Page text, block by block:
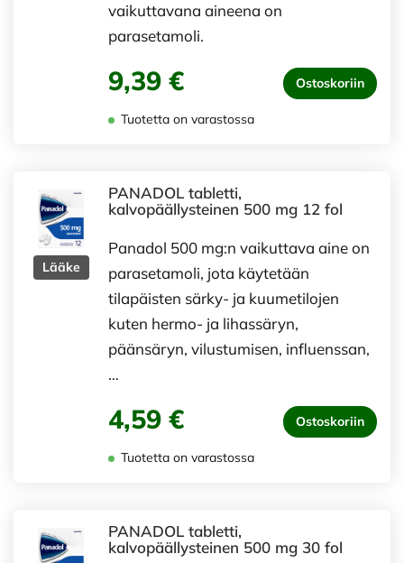
vaikuttavana aineena on
parasetamoli.
9,39 € Ostoskoriin
Tuotetta on varastossa
Lääke
PANADOL tabletti,
kalvopäällysteinen 500 mg 12 fol
Panadol 500 mg:n vaikuttava aine on
parasetamoli, jota käytetään
tilapäisten särky- ja kuumetilojen
kuten hermo- ja lihassäryn,
päänsäryn, vilustumisen, influenssan,
…
4,59 € Ostoskoriin
Tuotetta on varastossa
PANADOL tabletti,
kalvopäällysteinen 500 mg 30 fol